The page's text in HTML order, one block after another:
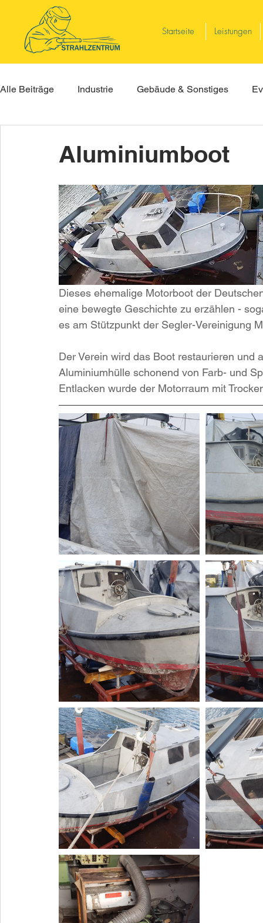
Startseite Leistungen
Alle Beiträge Industrie Gebäude & Sonstiges
Aluminiumboot
Dieses ehemalige Motorboot der
eine bewegte Geschichte zu erzählen -
es am Stützpunkt der Segler-Vereinigung
Der Verein wird das Boot restaurieren
Aluminiumhülle schonend von Farb- und
Entlacken wurde der Motorraum mit